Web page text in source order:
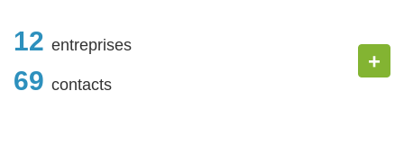
12 entreprises
69 contacts
+